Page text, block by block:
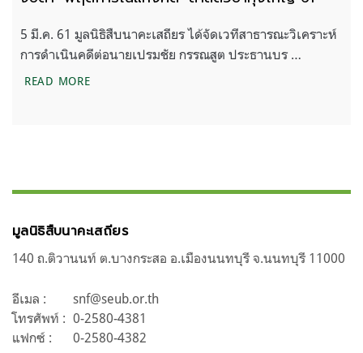
5 มี.ค. 61 มูลนิธิสืบนาคะเสถียร ได้จัดเวทีสาธารณะวิเคราะห์
การดำเนินคดีต่อนายเปรมชัย กรรณสูต ประธานบร …
READ MOREจับตา ‘พฤติการณ์แห่งคดี’ ล่าสัตว์ป่าทุ่งใหญ่ 61
มูลนิธิสืบนาคะเสถียร
140 ถ.ติวานนท์ ต.บางกระสอ อ.เมืองนนทบุรี จ.นนทบุรี 11000
อีเมล :
snf@seub.or.th
โทรศัพท์ : 0-2580-4381
แฟกซ์ :
0-2580-4382